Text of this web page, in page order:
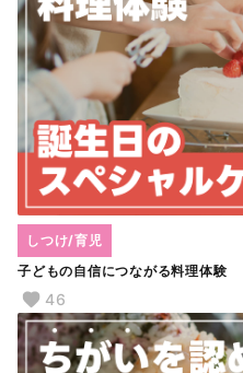
子どもの自信につながる料理体験
しつけ/育児
46